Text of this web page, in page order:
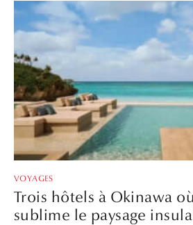
VOYAGES
Trois hôtels à Okinawa
sublime le paysage